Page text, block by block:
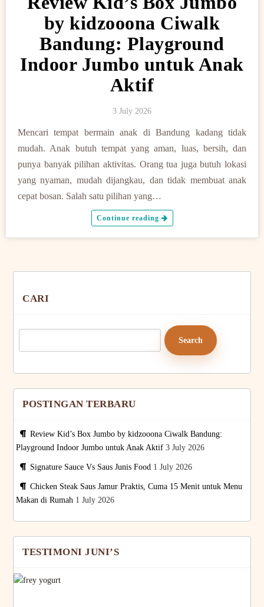
by kidzooona Ciwalk
Bandung: Playground
Indoor Jumbo untuk Anak
Aktif
3 July 2026
Mencari tempat bermain anak di Bandung kadang tidak
mudah. Anak butuh tempat yang aman, luas, bersih, dan
punya banyak pilihan aktivitas. Orang tua juga butuh lokasi
yang nyaman, mudah dijangkau, dan tidak membuat anak
cepat bosan. Salah satu pilihan yang…
Continue reading
CARI
POSTINGAN TERBARU
Review Kid’s Box Jumbo by kidzooona Ciwalk Bandung:
Playground Indoor Jumbo untuk Anak Aktif 3 July 2026
Signature Sauce Vs Saus Junis Food 1 July 2026
Chicken Steak Saus Jamur Praktis, Cuma 15 Menit untuk Menu
Makan di Rumah 1 July 2026
TESTIMONI JUNI’S